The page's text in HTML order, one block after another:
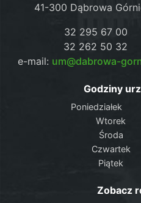
41-300 Dąbrowa
32 295 67 00
32 262 50 32
e-mail: um@dabrowa-
Godziny
Poniedziałek
Wtorek
Środa
Czwartek
Piątek
Zobacz